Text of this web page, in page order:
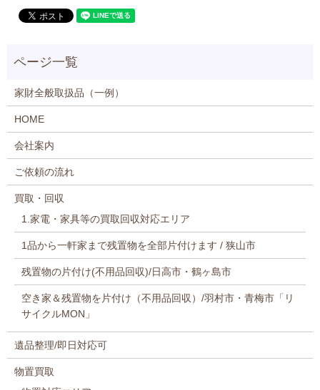
家財全般取扱品（一例）
HOME
会社案内
ご依頼の流れ
買取・回収
1.家電・家具等の買取回収対応エリア
1品から一軒家まで残置物を全部片付けます / 狭山市
残置物の片付け(不用品回収)/日高市・鶴ヶ島市
空き家＆残置物を片付け（不用品回収）/羽村市・青梅市「リ
サイクルMON」
遺品整理/即日対応可
物置買取